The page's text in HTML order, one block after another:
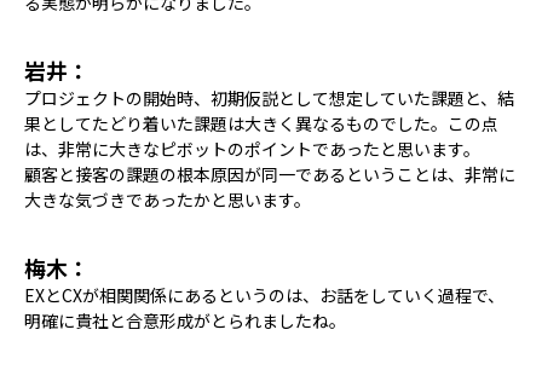
岩井：
プロジェクトの開始時、初期仮説として想定していた課題と、結
果としてたどり着いた課題は大きく異なるものでした。この点
は、非常に大きなピボットのポイントであったと思います。
顧客と接客の課題の根本原因が同一であるということは、非常に
大きな気づきであったかと思います。
梅木：
EXとCXが相関関係にあるというのは、お話をしていく過程で、
明確に貴社と合意形成がとられましたね。